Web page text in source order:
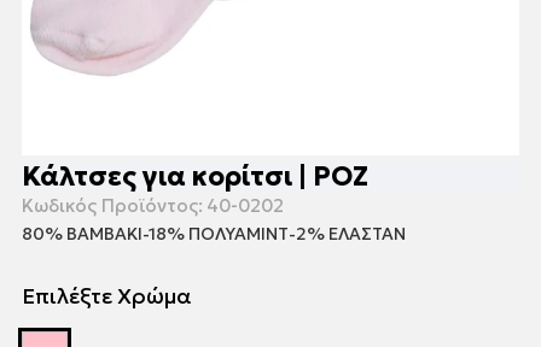
Κάλτσες για κορίτσι | ΡΟΖ
Κωδικός Προϊόντος: 40-0202
80% ΒΑΜΒΑΚΙ-18% ΠΟΛΥΑΜΙΝΤ-2% ΕΛΑΣΤΑΝ
Επιλέξτε Χρώμα